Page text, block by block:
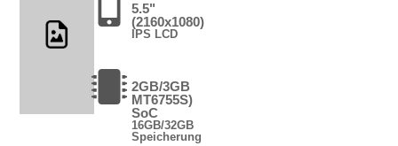
5.5"
(2160x1080)
IPS LCD
2GB/3GB
MT6755S)
SoC
16GB/32GB
Speicherung